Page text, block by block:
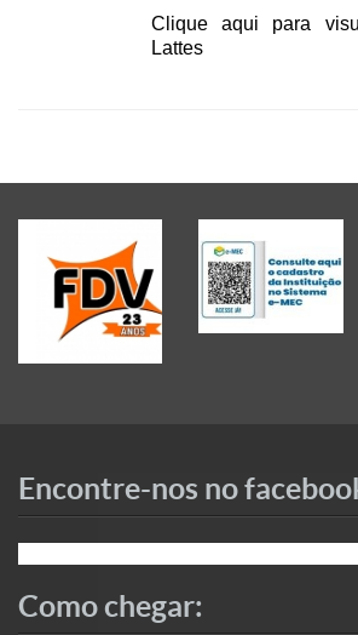
Clique aqui para
Lattes
Encontre-nos no
Como chegar: